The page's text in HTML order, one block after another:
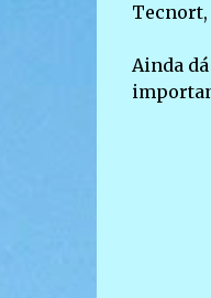
Tecnort,
Ainda